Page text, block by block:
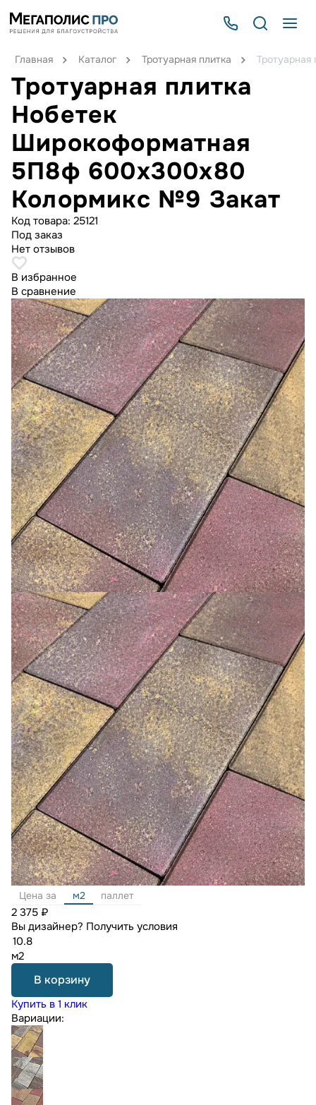
Главная Каталог Тротуарная плитка
Тротуарная плитка
Нобетек
Широкоформатная
5П8ф 600x300x80
Колормикс №9 Закат
Код товара: 25121
Под заказ
Нет отзывов
В избранное
В сравнение
Цена за м2 паллет
2 375 ₽
Вы дизайнер? Получить условия
м2
В корзину
Купить в 1 клик
Вариации: